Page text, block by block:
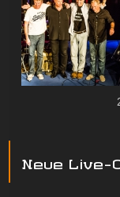
Neue Live-